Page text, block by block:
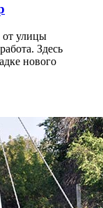
от улицы
Здесь
нового